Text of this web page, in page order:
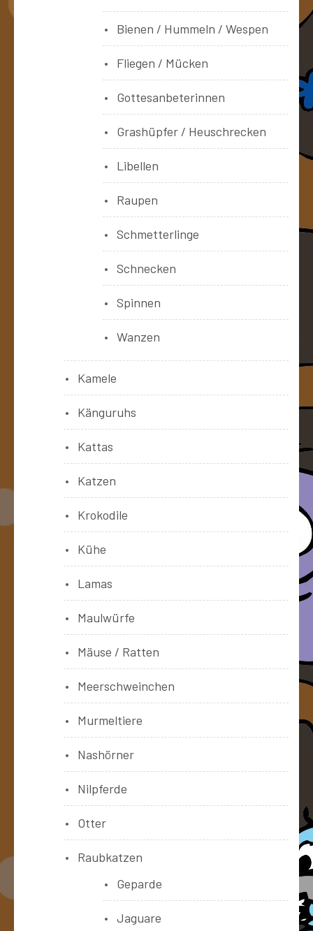
Bienen / Hummeln / Wespen
Fliegen / Mücken
Gottesanbeterinnen
Grashüpfer / Heuschrecken
Libellen
Raupen
Schmetterlinge
Schnecken
Spinnen
Wanzen
Kamele
Känguruhs
Kattas
Katzen
Krokodile
Kühe
Lamas
Maulwürfe
Mäuse / Ratten
Meerschweinchen
Murmeltiere
Nashörner
Nilpferde
Otter
Raubkatzen
Geparde
Jaguare